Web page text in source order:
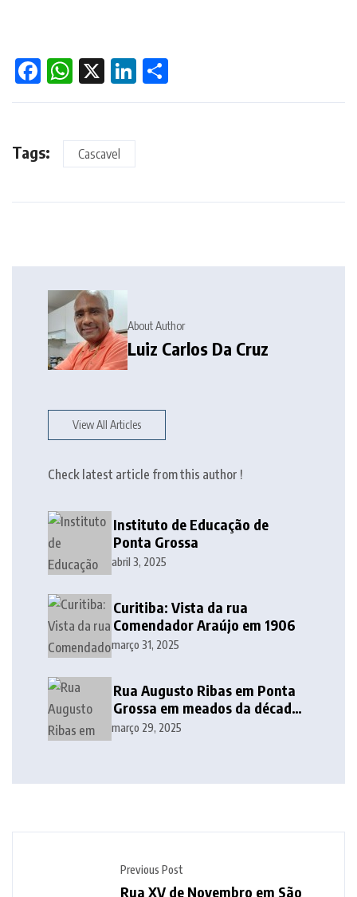
Facebook
WhatsApp
X LinkedIn
Tags: Cascavel
About Author
Luiz Carlos Da Cruz
View All Articles
Check latest article from this author !
Instituto de Educação de
Ponta Grossa
abril 3, 2025
Curitiba: Vista da rua
Comendador Araújo em 1906
março 31, 2025
Rua Augusto Ribas em Ponta
Grossa em meados da década
de 1940
março 29, 2025
Previous Post
Rua XV de Novembro em São